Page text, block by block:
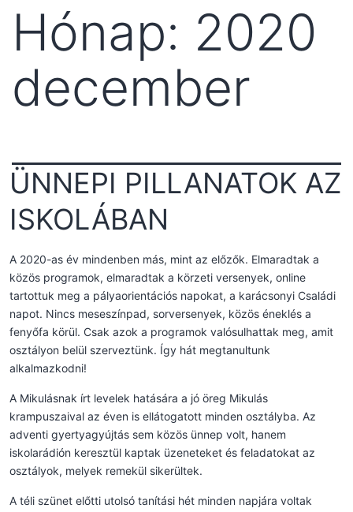
Hónap: 2020
december
ÜNNEPI PILLANATOK AZ
ISKOLÁBAN
A 2020-as év mindenben más, mint az előzők. Elmaradtak a
közös programok, elmaradtak a körzeti versenyek, online
tartottuk meg a pályaorientációs napokat, a karácsonyi Családi
napot. Nincs meseszínpad, sorversenyek, közös éneklés a
fenyőfa körül. Csak azok a programok valósulhattak meg, amit
osztályon belül szerveztünk. Így hát megtanultunk
alkalmazkodni!
A Mikulásnak írt levelek hatására a jó öreg Mikulás
krampuszaival az éven is ellátogatott minden osztályba. Az
adventi gyertyagyújtás sem közös ünnep volt, hanem
iskolarádión keresztül kaptak üzeneteket és feladatokat az
osztályok, melyek remekül sikerültek.
A téli szünet előtti utolsó tanítási hét minden napjára voltak